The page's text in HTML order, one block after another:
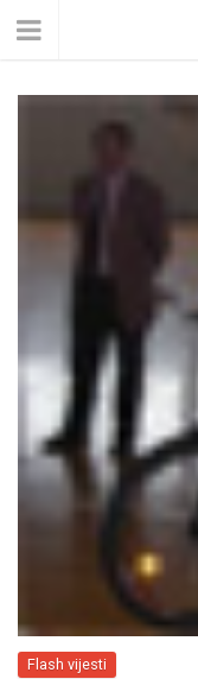
Flash vijesti